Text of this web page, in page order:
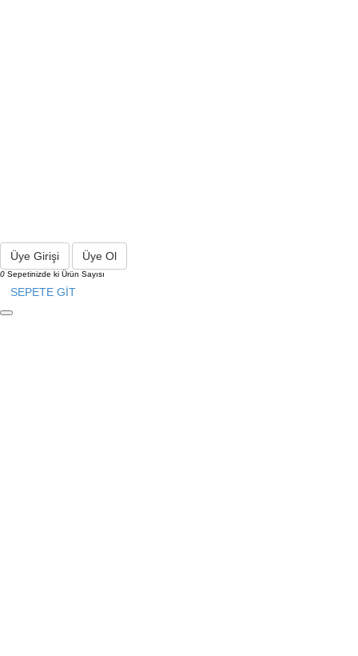
Üye Girişi Üye Ol
0 Sepetinizde ki Ürün Sayısı
SEPETE GİT